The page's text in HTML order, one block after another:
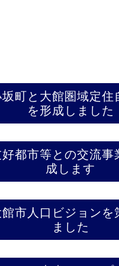
町と大館圏域定住
を形成しました
都市等との交流事
成します
市人口ビジョンを
ました